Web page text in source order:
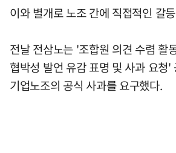
이와 별개로 노조 간에 직접적인 갈
전날 전삼노는 '조합원 의견 수렴 활
협박성 발언 유감 표명 및 사과 요청'
기업노조의 공식 사과를 요구했다.